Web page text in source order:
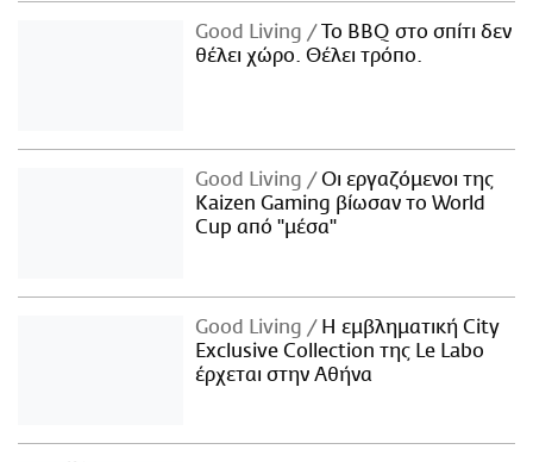
Good Living
Το BBQ στο σπίτι δεν
θέλει χώρο. Θέλει τρόπο.
Good Living
Οι εργαζόμενοι της
Kaizen Gaming βίωσαν το World
Cup από "μέσα"
Good Living
Η εμβληματική City
Exclusive Collection της Le Labo
έρχεται στην Αθήνα